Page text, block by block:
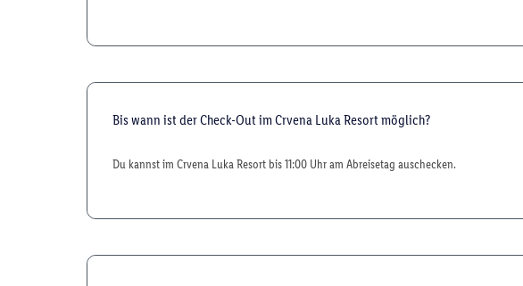
Bis wann ist der Check-Out im Crvena Luka Resort möglich?
Du kannst im Crvena Luka Resort bis 11:00 Uhr am Abreisetag auschecken.